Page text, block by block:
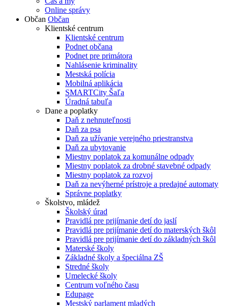
Online správy
Občan Občan
Klientské centrum
Klientské centrum
Podnet občana
Podnet pre primátora
Nahlásenie kriminality
Mestská polícia
Mobilná aplikácia
SMARTCity Šaľa
Úradná tabuľa
Dane a poplatky
Daň z nehnuteľnosti
Daň za psa
Daň za užívanie verejného priestranstva
Daň za ubytovanie
Miestny poplatok za komunálne odpady
Miestny poplatok za drobné stavebné odpady
Miestny poplatok za rozvoj
Daň za nevýherné prístroje a predajné automaty
Správne poplatky
Školstvo, mládež
Školský úrad
Pravidlá pre prijímanie detí do jaslí
Pravidlá pre prijímanie detí do materských škôl
Pravidlá pre prijímanie detí do základných škôl
Materské školy
Základné školy a špeciálna ZŠ
Stredné školy
Umelecké školy
Centrum voľného času
Edupage
Mestský parlament mladých